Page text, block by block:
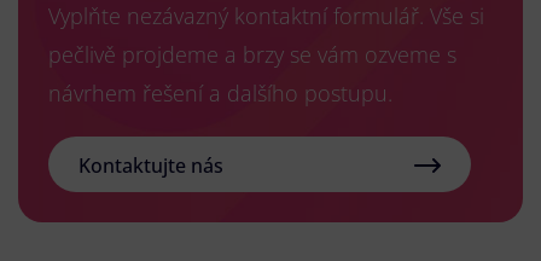
Vyplňte nezávazný kontaktní formulář. Vše si
pečlivě projdeme a brzy se vám ozveme s
návrhem řešení a dalšího postupu.
Kontaktujte nás